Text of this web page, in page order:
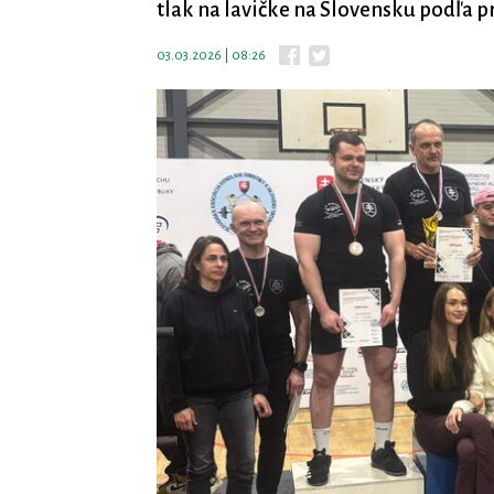
tlak na lavičke na Slovensku podľa
03.03.2026 | 08:26